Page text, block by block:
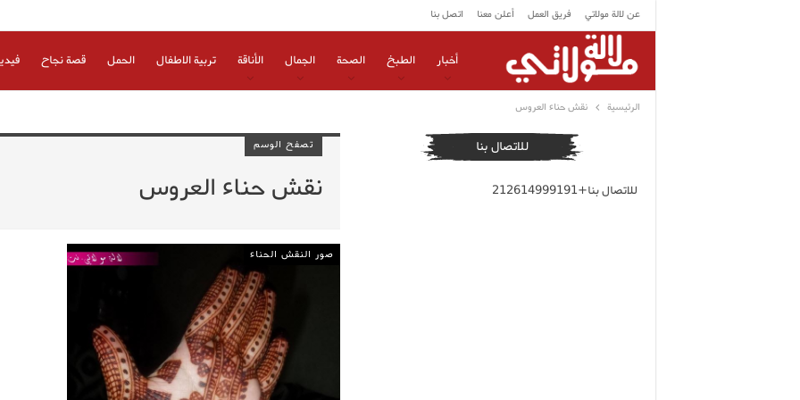
عن لالة مولاتي فريق العمل أعلن معنا اتصل بنا
أخبار الطبخ الصحة الجمال الأناقة تربية الاطفال الحمل قصة نجاح
الرئيسية نقش حناء العروس
تصفح الوسم
نقش حناء العروس
صور النقش الحناء
للاتصال بنا
للاتصال بنا+212614999191